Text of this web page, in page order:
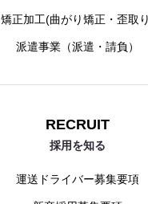
矯正加工(曲がり矯正・歪取
派遣事業（派遣・請負）
RECRUIT
採用を知る
運送ドライバー募集要項